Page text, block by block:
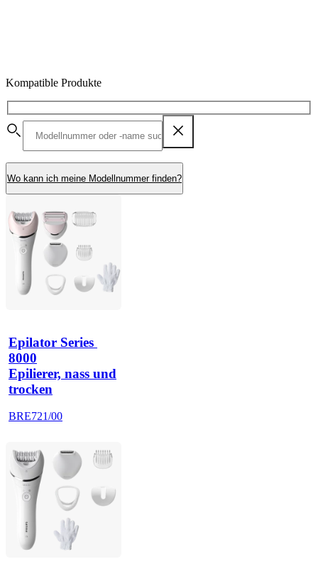
Kompatible Produkte
Wo kann ich meine Modellnummer finden?
Epilator Series
8000
Epilierer, nass und
trocken
BRE721/00